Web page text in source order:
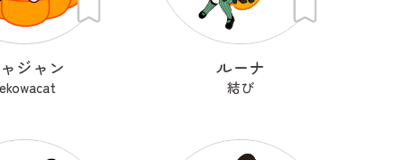
ジャン ルーナ
結び